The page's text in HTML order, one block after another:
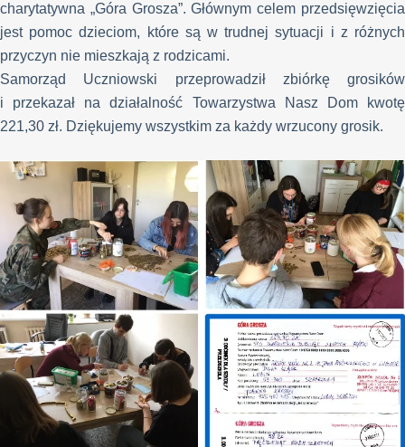
charytatywna „Góra Grosza”. Głównym celem przedsięwzięcia
jest pomoc dzieciom, które są w trudnej sytuacji i z różnych
przyczyn nie mieszkają z rodzicami.
Samorząd Uczniowski przeprowadził zbiórkę grosików
i przekazał na działalność Towarzystwa Nasz Dom kwotę
221,30 zł. Dziękujemy wszystkim za każdy wrzucony grosik.